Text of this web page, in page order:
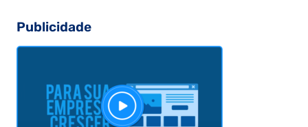
Publicidade